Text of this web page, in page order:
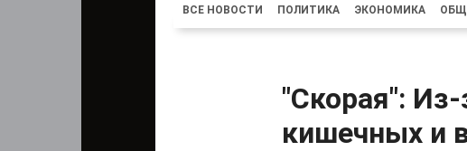
ВСЕ НОВОСТИ ПОЛИТИКА ЭКОНОМИКА
"Скорая":
кишечных и